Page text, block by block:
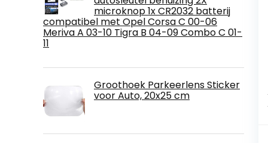
microknop 1x CR2032 batterij
compatibel met Opel Corsa C 00-06
Meriva A 03-10 Tigra B 04-09 Combo C 01-
11
Groothoek Parkeerlens Sticker
voor Auto, 20x25 cm